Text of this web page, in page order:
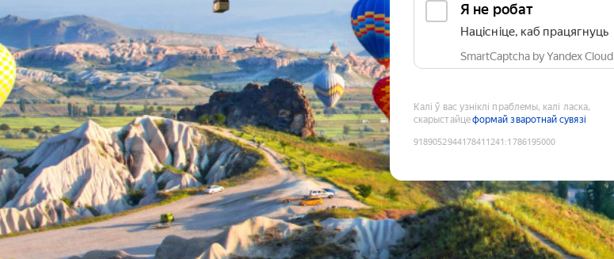
Я не робат
Націсніце, каб працягнуць
SmartCaptcha by Yandex Cloud
Калі ў вас узніклі праблемы, калі ласка,
скарыстайцеформай зваротнай сувязі
9189052944178411241 :1786195000